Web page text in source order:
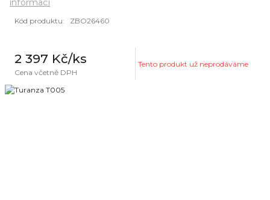
Kód produktu: ZBO26460
2 397 Kč/ks
Cena včetně DPH
Tento produkt už neprodáváme
informací